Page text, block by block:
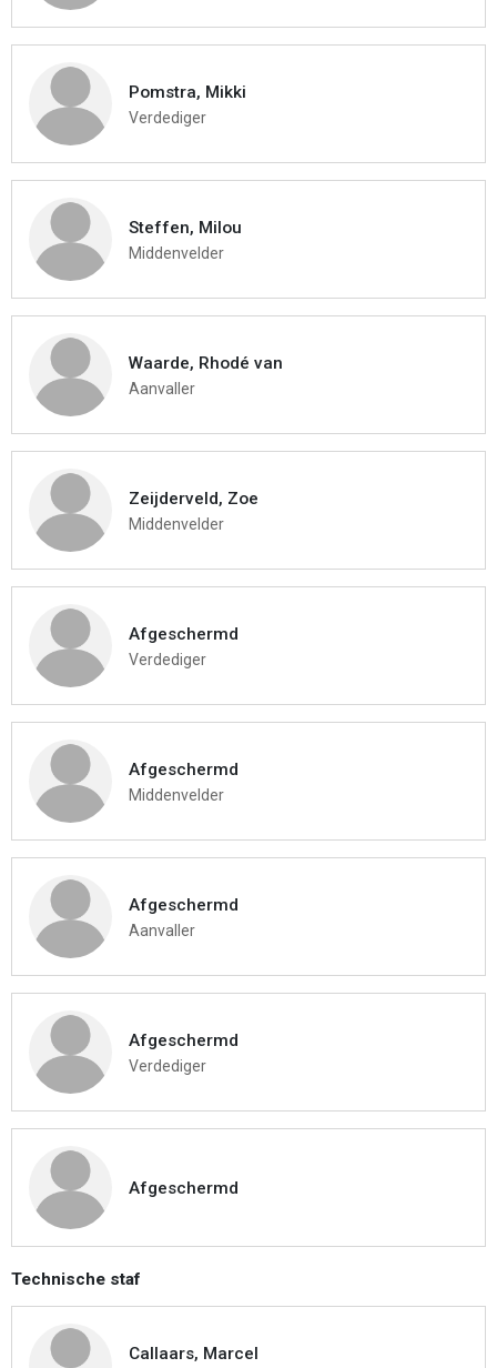
Pomstra, Mikki
Verdediger
Steffen, Milou
Middenvelder
Waarde, Rhodé van
Aanvaller
Zeijderveld, Zoe
Middenvelder
Afgeschermd
Verdediger
Afgeschermd
Middenvelder
Afgeschermd
Aanvaller
Afgeschermd
Verdediger
Afgeschermd
Technische staf
Callaars, Marcel